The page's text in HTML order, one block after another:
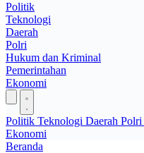
Politik
Teknologi
Daerah
Polri
Hukum dan Kriminal
Pemerintahan
Ekonomi
Politik Teknologi Daerah Polri
Ekonomi
Beranda